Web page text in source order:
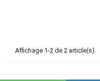
Affichage 1-2 de 2 article(s)